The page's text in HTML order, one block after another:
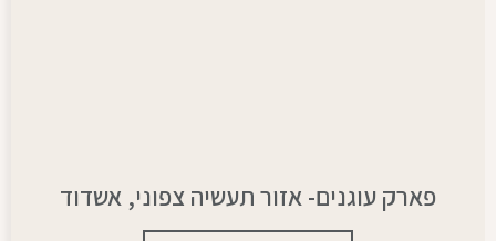
פארק עוגנים- אזור תעשיה צפוני, אשדוד